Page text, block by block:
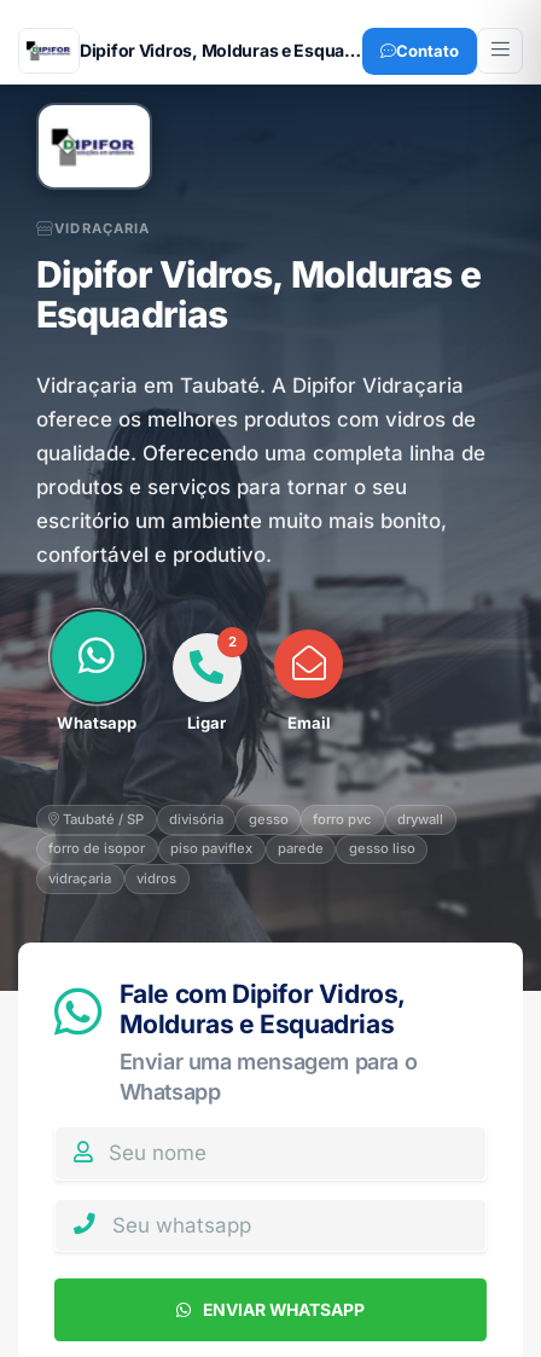
Dipifor Vidros, Molduras e Esquadrias Contato
VIDRAÇARIA
Dipifor Vidros, Molduras e
Esquadrias
Vidraçaria em Taubaté. A Dipifor Vidraçaria
oferece os melhores produtos com vidros de
qualidade. Oferecendo uma completa linha de
produtos e serviços para tornar o seu
escritório um ambiente muito mais bonito,
confortável e produtivo.
Whatsapp
2
Ligar Email
Taubaté / SP divisória gesso forro pvc
drywall
forro de isopor
piso paviflex parede
gesso liso
vidraçaria
vidros
Fale com Dipifor Vidros,
Molduras e Esquadrias
Enviar uma mensagem para o
Whatsapp
ENVIAR WHATSAPP